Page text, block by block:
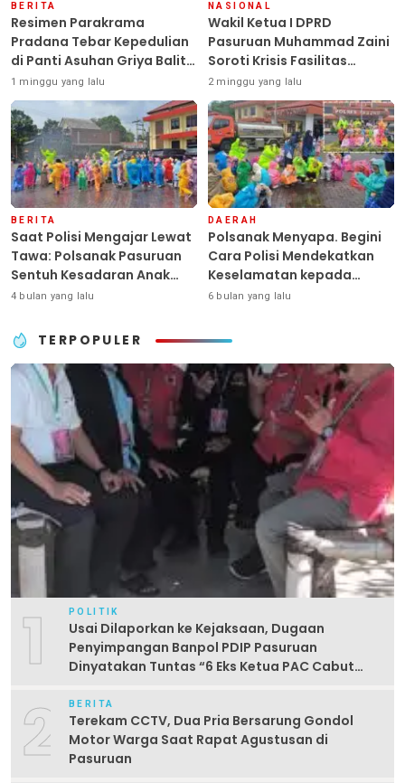
BERITA
Resimen Parakrama
Pradana Tebar Kepedulian
di Panti Asuhan Griya Balita
SYD, Peluk Hangat Balita
Terlantar “POLRI Hadir
Dengan Hati”
1 minggu yang lalu
NASIONAL
Wakil Ketua I DPRD
Pasuruan Muhammad Zaini
Soroti Krisis Fasilitas
Sekolah di Tengah Efisiensi
Anggaran
2 minggu yang lalu
BERITA
Saat Polisi Mengajar Lewat
Tawa: Polsanak Pasuruan
Sentuh Kesadaran Anak
Sejak Dini
4 bulan yang lalu
DAERAH
Polsanak Menyapa. Begini
Cara Polisi Mendekatkan
Keselamatan kepada
Generasi Sejak Usia Dini
6 bulan yang lalu
TERPOPULER
1 POLITIK
Usai Dilaporkan ke Kejaksaan, Dugaan
Penyimpangan Banpol PDIP Pasuruan
Dinyatakan Tuntas “6 Eks Ketua PAC Cabut
2 BERITA
Terekam CCTV, Dua Pria Bersarung Gondol
Motor Warga Saat Rapat Agustusan di
Pasuruan